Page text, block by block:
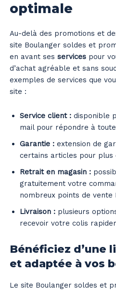
optimale
Au-delà des promotions et
site Boulanger soldes et
en avant ses services pour
d’achat agréable et sans
exemples de services que
site :
Service client : disponible
mail pour répondre à
Garantie : extension de
certains articles pour plus
Retrait en magasin :
gratuitement votre
nombreux points de vente
Livraison : plusieurs
recevoir votre colis
Bénéficiez d’une
et adaptée à vos
Le site Boulanger soldes et